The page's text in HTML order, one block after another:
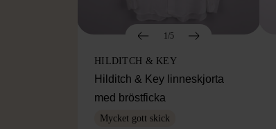
1/5
HILDITCH & KEY
Hilditch & Key linneskjorta
med bröstficka
Mycket gott skick